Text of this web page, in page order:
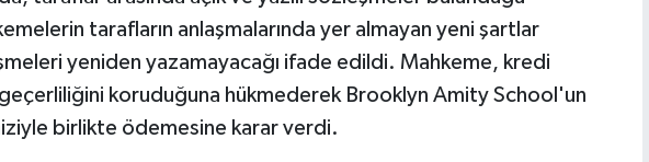
tarafların anlaşmalarında yer almayan yeni şartlar
yeniden yazamayacağı ifade edildi. Mahkeme, kredi
koruduğuna hükmederek Brooklyn Amity School'un
birlikte ödemesine karar verdi.